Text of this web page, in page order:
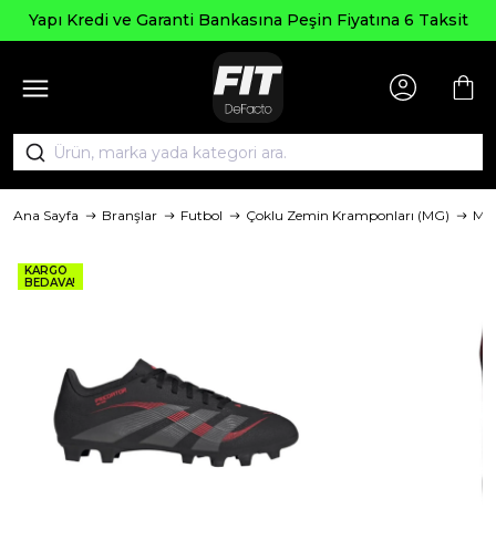
Yapı Kredi ve Garanti Bankasına Peşin Fiyatına 6 Taksit
Ana Sayfa Branşlar Futbol Çoklu Zemin Kramponları (MG)
KARGO
BEDAVA!